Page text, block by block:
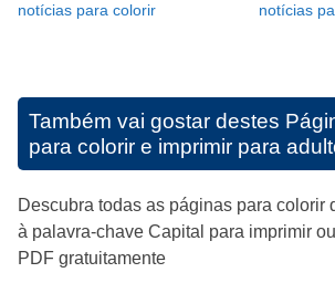
notícias para colorir
notícias
Também vai gostar destes
para colorir e imprimir para
Descubra todas as páginas para colorir
à palavra-chave Capital para imprimir
PDF gratuitamente